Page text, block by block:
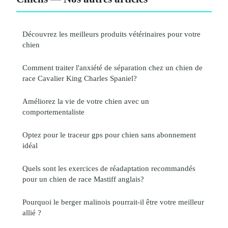
Découvrez les meilleurs produits vétérinaires pour votre
chien
Comment traiter l'anxiété de séparation chez un chien de
race Cavalier King Charles Spaniel?
Améliorez la vie de votre chien avec un
comportementaliste
Optez pour le traceur gps pour chien sans abonnement
idéal
Quels sont les exercices de réadaptation recommandés
pour un chien de race Mastiff anglais?
Pourquoi le berger malinois pourrait-il être votre meilleur
allié ?